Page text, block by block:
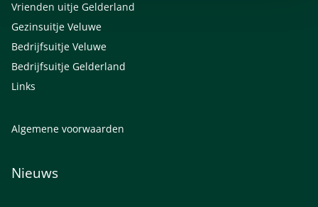
Vrienden uitje Gelderland
Gezinsuitje Veluwe
Bedrijfsuitje Veluwe
Bedrijfsuitje Gelderland
Links
Algemene voorwaarden
Nieuws